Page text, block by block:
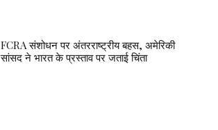
FCRA संशोधन पर अंतरराष्ट्रीय बहस, अमेरिकी
सांसद ने भारत के प्रस्ताव पर जताई चिंता